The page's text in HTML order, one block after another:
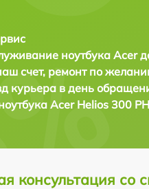
ноутбука Acer
счет, ремонт по
курьера в день
Acer Helios 300
консультация со